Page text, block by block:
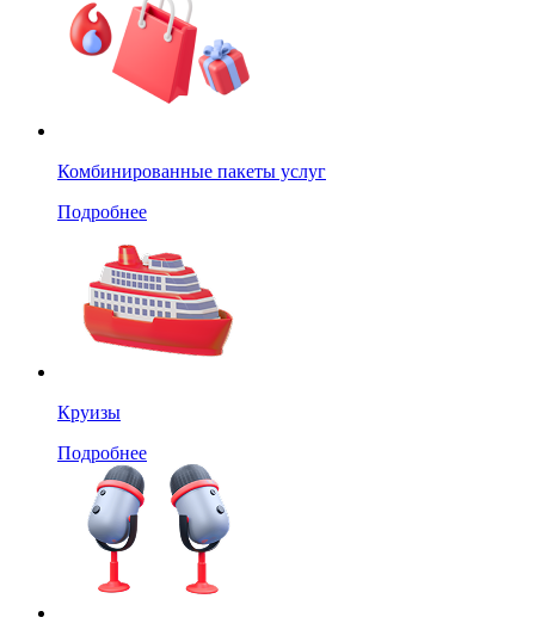
Комбинированные пакеты услуг
Подробнее
Круизы
Подробнее